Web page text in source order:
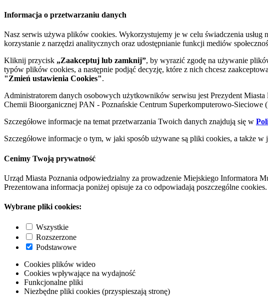
Informacja o przetwarzaniu danych
Nasz serwis używa plików cookies. Wykorzystujemy je w celu świadczenia
korzystanie z narzędzi analitycznych oraz udostępnianie funkcji mediów
Kliknij przycisk „Zaakceptuj lub zamknij”, by wyrazić zgodę na używanie
typów plików cookies, a następnie podjąć decyzję, które z nich chcesz
"Zmień ustawienia Cookies".
Administratorem danych osobowych użytkowników serwisu jest Prezydent
Chemii Bioorganicznej PAN - Poznańskie Centrum Superkomputerowo-Sieciowe
Szczegółowe informacje na temat przetwarzania Twoich danych znajdują się w
Szczegółowe informacje o tym, w jaki sposób używane są pliki cookies, a także
Cenimy Twoją prywatność
Urząd Miasta Poznania odpowiedzialny za prowadzenie Miejskiego Informatora
Prezentowana informacja poniżej opisuje za co odpowiadają poszczególne
Wybrane pliki cookies:
Wszystkie
Rozszerzone
Podstawowe
Cookies plików wideo
Cookies wpływające na wydajność
Funkcjonalne pliki
Niezbędne pliki cookies (przyspieszają stronę)